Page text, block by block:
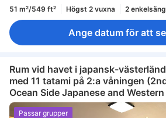
51 m²/549 ft² Högst 2 vuxna 2
Ange datum för att
Rum vid havet i japansk-
med 11 tatami på 2:a våningen
Ocean Side Japanese and
Room 11 Tatami)
Passar grupper